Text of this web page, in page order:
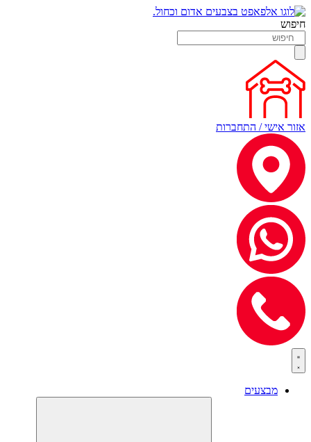
חיפוש
אזור אישי / התחברות
מבצעים